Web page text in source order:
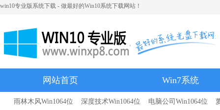
win10专业版系统下载 - 做最好的Win10系统下载网站！
网站首页 Win7系统
雨林木风
雨林木风Win1064位 深度技术Win1064位 电脑公司Win1064位